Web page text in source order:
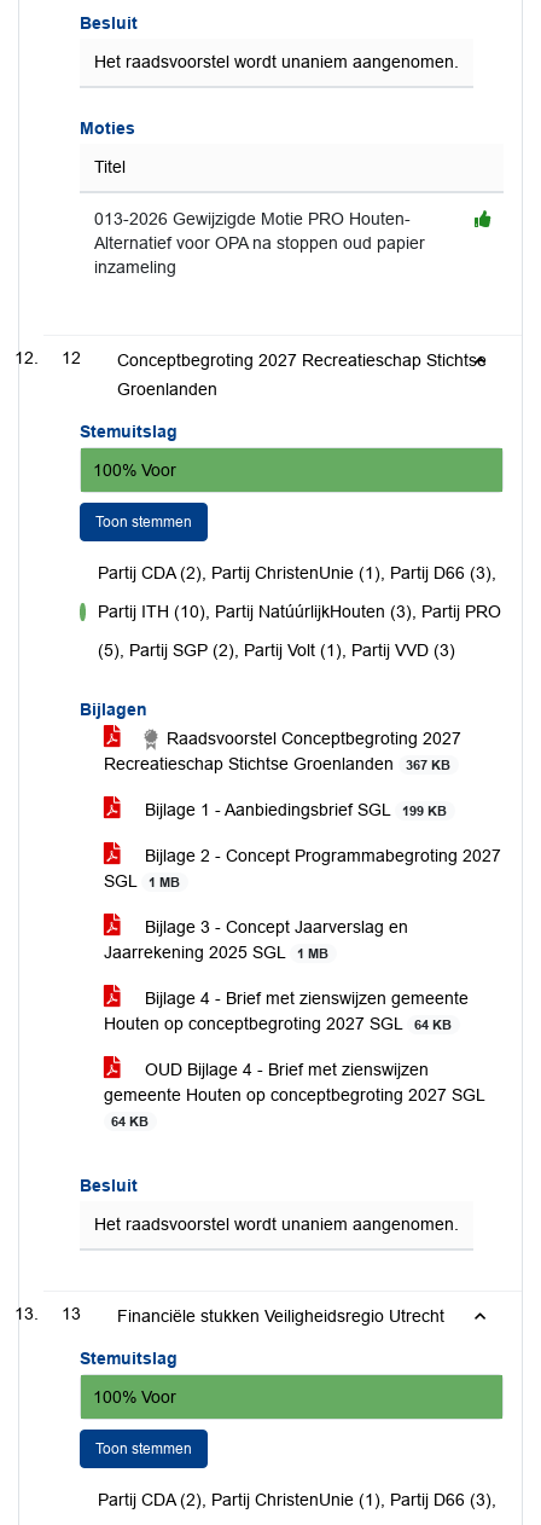
Besluit
Het raadsvoorstel wordt unaniem aangenomen.
Moties
Titel
013-2026 Gewijzigde Motie PRO Houten-
Alternatief voor OPA na stoppen oud papier
inzameling
12
Conceptbegroting 2027 Recreatieschap Stichtse
Groenlanden
Stemuitslag
100% Voor
Toon stemmen
Partij CDA (2), Partij ChristenUnie (1), Partij D66 (3),
Partij ITH (10), Partij NatúúrlijkHouten (3), Partij PRO
(5), Partij SGP (2), Partij Volt (1), Partij VVD (3)
Bijlagen
Raadsvoorstel Conceptbegroting 2027
Recreatieschap Stichtse Groenlanden
367 KB
Bijlage 1 - Aanbiedingsbrief SGL 199 KB
Bijlage 2 - Concept Programmabegroting 2027
SGL
1 MB
Bijlage 3 - Concept Jaarverslag en
Jaarrekening 2025 SGL
1 MB
Bijlage 4 - Brief met zienswijzen gemeente
Houten op conceptbegroting 2027 SGL
64 KB
OUD Bijlage 4 - Brief met zienswijzen
gemeente Houten op conceptbegroting 2027 SGL
64 KB
Besluit
Het raadsvoorstel wordt unaniem aangenomen.
13 Financiële stukken Veiligheidsregio Utrecht
Stemuitslag
100% Voor
Toon stemmen
Partij CDA (2), Partij ChristenUnie (1), Partij D66 (3),